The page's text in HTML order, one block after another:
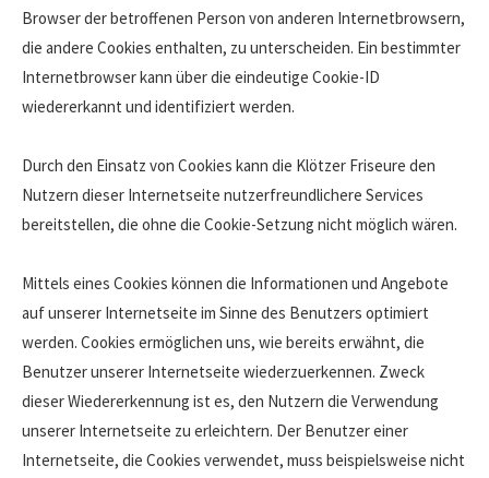
Browser der betroffenen Person von anderen Internetbrowsern,
die andere Cookies enthalten, zu unterscheiden. Ein bestimmter
Internetbrowser kann über die eindeutige Cookie-ID
wiedererkannt und identifiziert werden.
Durch den Einsatz von Cookies kann die Klötzer Friseure den
Nutzern dieser Internetseite nutzerfreundlichere Services
bereitstellen, die ohne die Cookie-Setzung nicht möglich wären.
Mittels eines Cookies können die Informationen und Angebote
auf unserer Internetseite im Sinne des Benutzers optimiert
werden. Cookies ermöglichen uns, wie bereits erwähnt, die
Benutzer unserer Internetseite wiederzuerkennen. Zweck
dieser Wiedererkennung ist es, den Nutzern die Verwendung
unserer Internetseite zu erleichtern. Der Benutzer einer
Internetseite, die Cookies verwendet, muss beispielsweise nicht